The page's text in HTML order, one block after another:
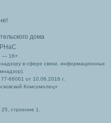
дома
— 16+
в сфере связи, информационных
66061 от 10.06.2016 г.
Комсомолец»
строение 1.